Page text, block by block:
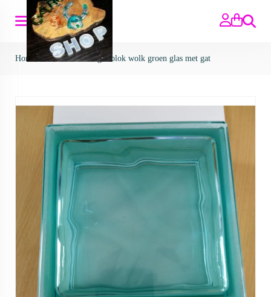
Zoeken
Home>Glasblokken>glasblok wolk groen glas met gat